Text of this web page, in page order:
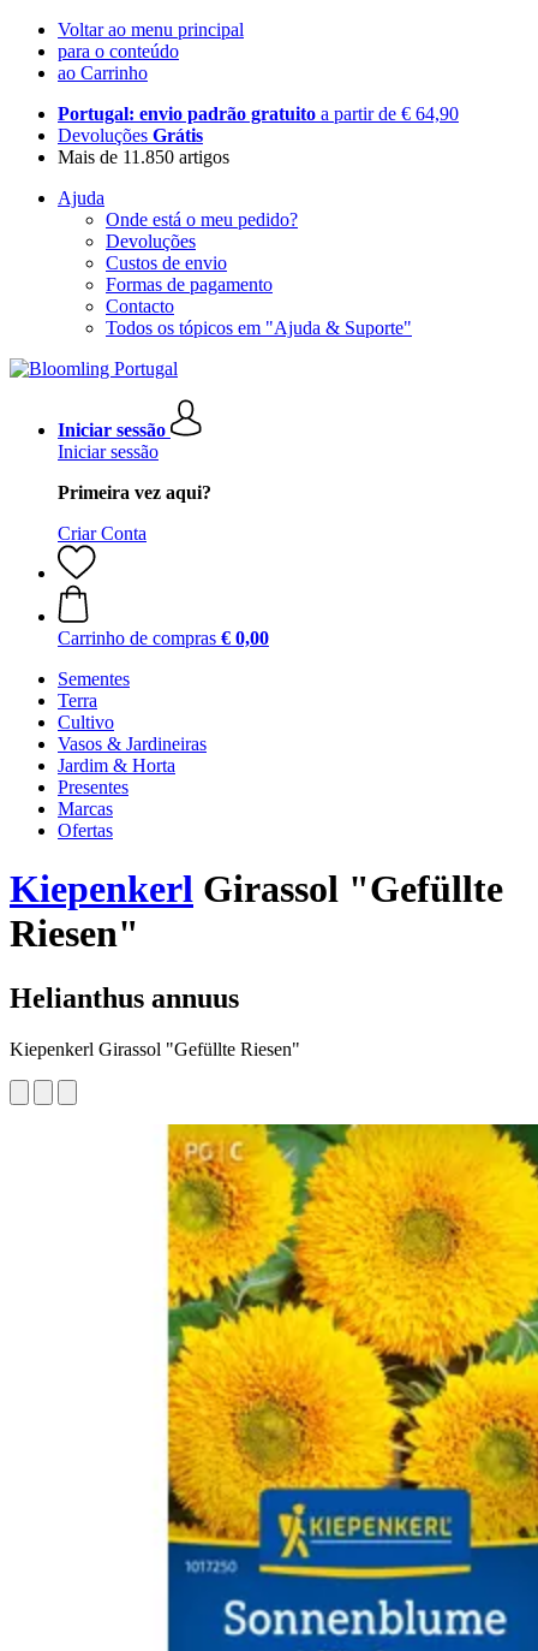
Voltar ao menu principal
para o conteúdo
ao Carrinho
Portugal: envio padrão gratuito a partir de € 64,90
Devoluções Grátis
Mais de 11.850 artigos
Ajuda
Onde está o meu pedido?
Devoluções
Custos de envio
Formas de pagamento
Contacto
Todos os tópicos em "Ajuda & Suporte"
Iniciar sessão
Iniciar sessão
Primeira vez aqui?
Criar Conta
Carrinho de compras € 0,00
Sementes
Terra
Cultivo
Vasos & Jardineiras
Jardim & Horta
Presentes
Marcas
Ofertas
Kiepenkerl Girassol "Gefüllte
Riesen"
Helianthus annuus
Kiepenkerl Girassol "Gefüllte Riesen"